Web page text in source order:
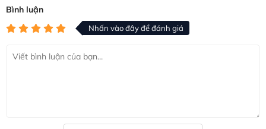
Bình luận
Nhấn vào đây để đánh giá